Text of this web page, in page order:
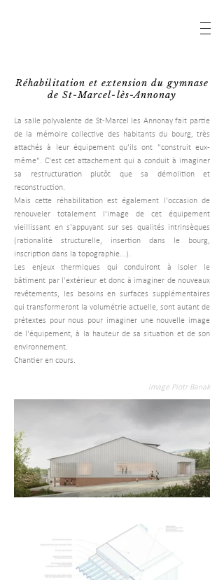
Réhabilitation et extension du gymnase
de St-Marcel-lès-Annonay
La salle polyvalente de St-Marcel les Annonay fait partie
de la mémoire collective des habitants du bourg, très
attachés à leur équipement qu'ils ont "construit eux-
même". C'est cet attachement qui a conduit à imaginer
sa restructuration plutôt que sa démolition et
reconstruction.
Mais cette réhabilitation est également l'occasion de
renouveler totalement l'image de cet équipement
vieillissant en s'appuyant sur ses qualités intrinsèques
(rationalité structurelle, insertion dans le bourg,
inscription dans la topographie...).
Les enjeux thermiques qui conduiront à isoler le
bâtiment par l'extérieur et donc à imaginer de nouveaux
revêtements, les besoins en surfaces supplémentaires
qui transformeront la volumétrie actuelle, sont autant de
prétextes pour nous pour imaginer une nouvelle image
de l'équipement, à la hauteur de sa situation et de son
environnement.
Chantier en cours.
image Piotr Banak